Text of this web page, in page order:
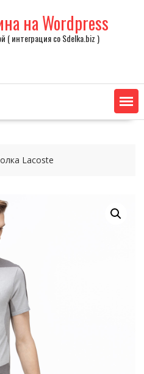
на Wordpress
( интеграция со Sdelka.biz )
Lacoste